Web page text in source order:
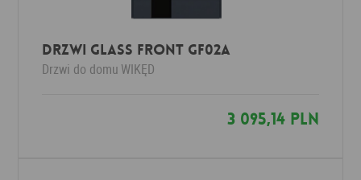
Drzwi Glass Front GF02a
Drzwi do domu WIKĘD
3 095,14 PLN